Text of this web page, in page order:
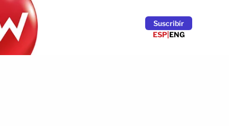
Suscribír
ESP|ENG